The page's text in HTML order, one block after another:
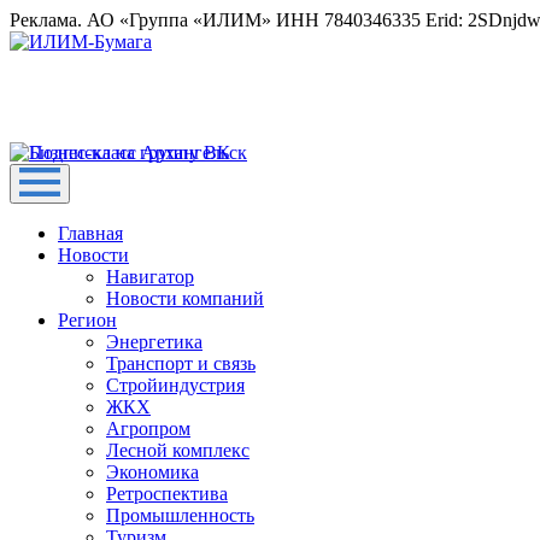
Реклама. АО «Группа «ИЛИМ» ИНН 7840346335 Erid:
Главная
Новости
Навигатор
Новости компаний
Регион
Энергетика
Транспорт и связь
Стройиндустрия
ЖКХ
Агропром
Лесной комплекс
Экономика
Ретроспектива
Промышленность